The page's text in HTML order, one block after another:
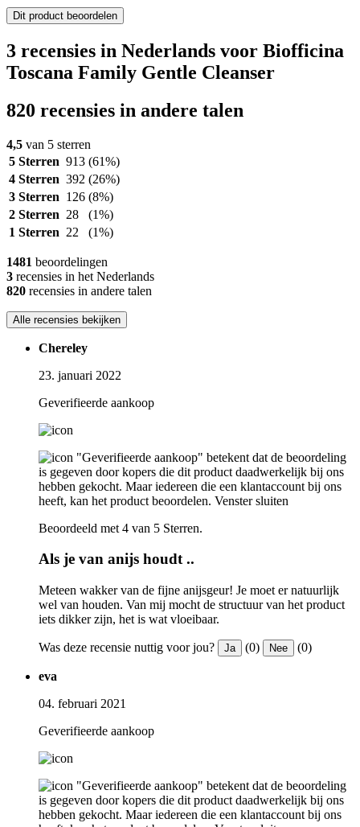
Dit product beoordelen
3 recensies in Nederlands voor Biofficina
Toscana Family Gentle Cleanser
820 recensies in andere talen
4,5 van 5 sterren
5 Sterren 913 (61%)
4 Sterren 392 (26%)
3 Sterren 126 (8%)
2 Sterren 28
(1%)
1 Sterren 22 (1%)
1481 beoordelingen
3 recensies in het Nederlands
820 recensies in andere talen
Alle recensies bekijken
Chereley
23. januari 2022
Geverifieerde aankoop
"Geverifieerde aankoop" betekent dat de beoordeling
is gegeven door kopers die dit product daadwerkelijk bij ons
hebben gekocht. Maar iedereen die een klantaccount bij ons
heeft, kan het product beoordelen. Venster sluiten
Beoordeeld met 4 van 5 Sterren.
Als je van anijs houdt ..
Meteen wakker van de fijne anijsgeur! Je moet er natuurlijk
wel van houden. Van mij mocht de structuur van het product
iets dikker zijn, het is wat vloeibaar.
Was deze recensie nuttig voor jou? Ja (0) Nee (0)
eva
04. februari 2021
Geverifieerde aankoop
"Geverifieerde aankoop" betekent dat de beoordeling
is gegeven door kopers die dit product daadwerkelijk bij ons
hebben gekocht. Maar iedereen die een klantaccount bij ons